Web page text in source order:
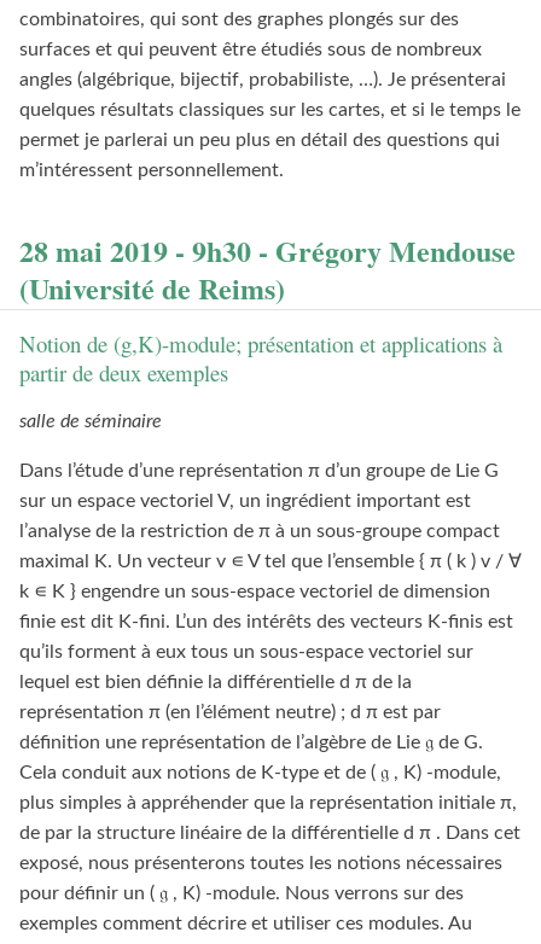
combinatoires, qui sont des graphes plongés sur des
surfaces et qui peuvent être étudiés sous de nombreux
angles (algébrique, bijectif, probabiliste, …). Je présenterai
quelques résultats classiques sur les cartes, et si le temps le
permet je parlerai un peu plus en détail des questions qui
m’intéressent personnellement.
28 mai 2019 - 9h30 - Grégory Mendouse
(Université de Reims)
Notion de (g,K)-module; présentation et applications à
partir de deux exemples
salle de séminaire
Dans l’étude d’une représentation π d’un groupe de Lie G
sur un espace vectoriel V, un ingrédient important est
l’analyse de la restriction de π à un sous-groupe compact
maximal K. Un vecteur v ∊ V tel que l’ensemble { π ( k ) v / ∀
k ∊ K } engendre un sous-espace vectoriel de dimension
finie est dit K-fini. L’un des intérêts des vecteurs K-finis est
qu’ils forment à eux tous un sous-espace vectoriel sur
lequel est bien définie la différentielle d π de la
représentation π (en l’élément neutre) ; d π est par
définition une représentation de l’algèbre de Lie 𝔤 de G.
Cela conduit aux notions de K-type et de ( 𝔤 , K) -module,
plus simples à appréhender que la représentation initiale π,
de par la structure linéaire de la différentielle d π . Dans cet
exposé, nous présenterons toutes les notions nécessaires
pour définir un ( 𝔤 , K) -module. Nous verrons sur des
exemples comment décrire et utiliser ces modules. Au